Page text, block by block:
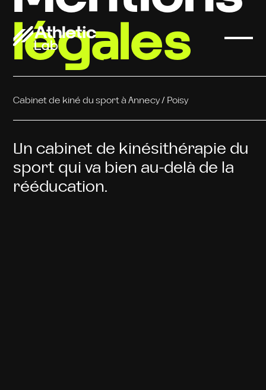
Cabinet de kiné du sport à Annecy / Poisy
Un cabinet de kinésithérapie du
sport qui va bien au-delà de la
rééducation.
légales